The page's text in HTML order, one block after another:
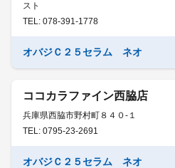
スト
TEL: 078-391-1778
オバジＣ２５セラム ネオ
ココカラファイン西脇店
兵庫県西脇市野村町８４０-１
TEL: 0795-23-2691
オバジＣ２５セラム ネオ